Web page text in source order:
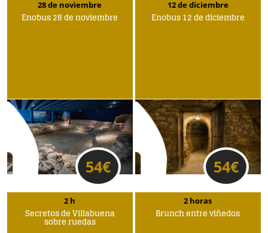
28 de noviembre
Enobus 28 de noviembre
54€
12 de diciembre
Enobus 12 de diciembre
54€
2 h
Secretos de Villabuena
sobre ruedas
2 horas
Brunch entre viñedos